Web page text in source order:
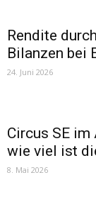
Rendite
Bilanzen bei
24. Juni 2026
Circus SE im
wie viel ist
8. Mai 2026